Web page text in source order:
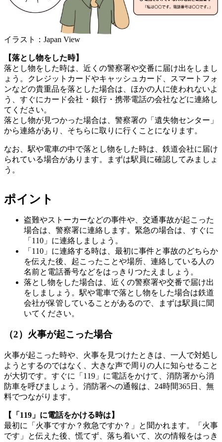
イラスト：Japan View
【落とし物をした時】
落とし物をした時は、近くの警察署や交番に届け出をしまし
ょう。クレジットカードやキャッシュカード、スマートフォ
ンなどの貴重品を落とした場合は、ほかの人に使われないよ
う、すぐにカード会社・銀行・携帯電話の会社などに連絡し
てください。
落とし物が見つかった場合は、警察署の「遺失物センター」
から連絡があり、そちらに取りに行くことになります。
なお、駅や電車の中で落とし物をした時は、鉄道会社に届け
られている場合があります。まずは駅員に確認してみましょ
う。
ポイント
盗難やストーカーなどの事件や、交通事故が起こった
場合は、警察署に連絡します。緊急の場合は、すぐに
「110」に連絡しましょう。
「110」に連絡する時は、最初に事件と事故のどちらか
を伝えた後、起こったことや場所、連絡している人の
名前と電話番号などをはっきりつたえましょう。
落とし物をした場合は、近くの警察署や交番で届け出
をしましょう。駅や電車で落とし物をした場合は鉄道
会社が保管していることがあるので、まずは駅員に聞
いてください。
（2）火事が起こった場合
火事が起こった時や、火事を見つけたときは、一人で対処し
ようとするのではなく、大きな声で周りの人に知らせること
が大切です。すぐに「119」に電話をかけて、消防署から消
防車を呼びましょう。消防署への通報は、24時間365日、無
料でつながります。
【「119」に電話をかける時は】
最初に「火事ですか？救急ですか？」と聞かれます。「火事
です」と伝えた後、慌てず、落ち着いて、次の情報をはっき